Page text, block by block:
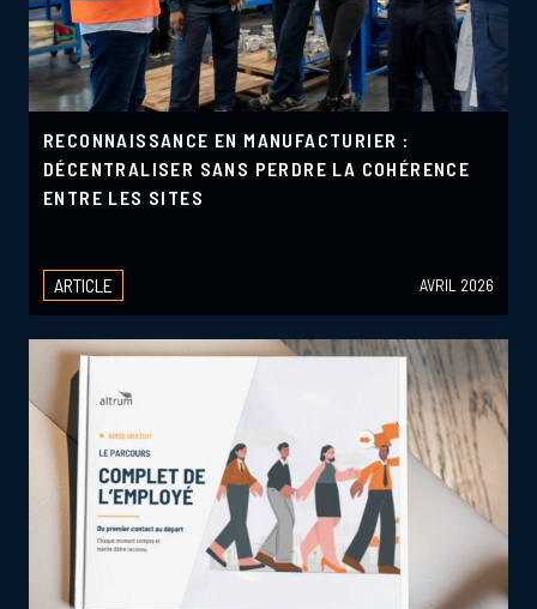
RECONNAISSANCE EN MANUFACTURIER :
DÉCENTRALISER SANS PERDRE LA COHÉRENCE
ENTRE LES SITES
ARTICLE AVRIL 2026